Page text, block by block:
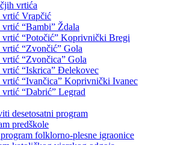
vrtića
Vrapčić
“Bambi” Ždala
“Potočić” Koprivnički Bregi
“Zvončić” Gola
“Zvončica” Gola
“Iskrica” Đelekovec
“Ivančica” Koprivnički Ivanec
“Dabrić” Legrad
desetosatni program
predškole
folklorno-plesne igraonice